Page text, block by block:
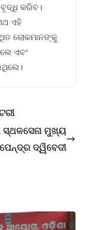
କରିବ।
ଏହି
ଲୋକମାନଙ୍କୁ
ଏବଂ
ମୁଖ୍ୟ
ଦ୍ୱିବେଦୀ